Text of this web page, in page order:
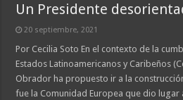
Un Presidente
20 septiembre, 2021
Por Cecilia Soto En el contexto de la
Estados Latinoamericanos y Caribeños
Obrador ha propuesto ir a la
fue la Comunidad Europea que dio lugar